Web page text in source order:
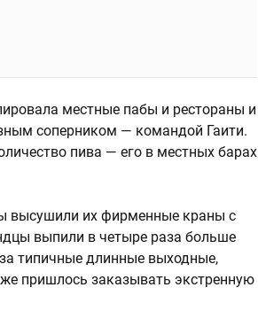
местные пабы и рестораны и
соперником — командой Гаити.
пива — его в местных барах
высушили их фирменные краны с
выпили в четыре раза больше
типичные длинные выходные,
пришлось заказывать экстренную